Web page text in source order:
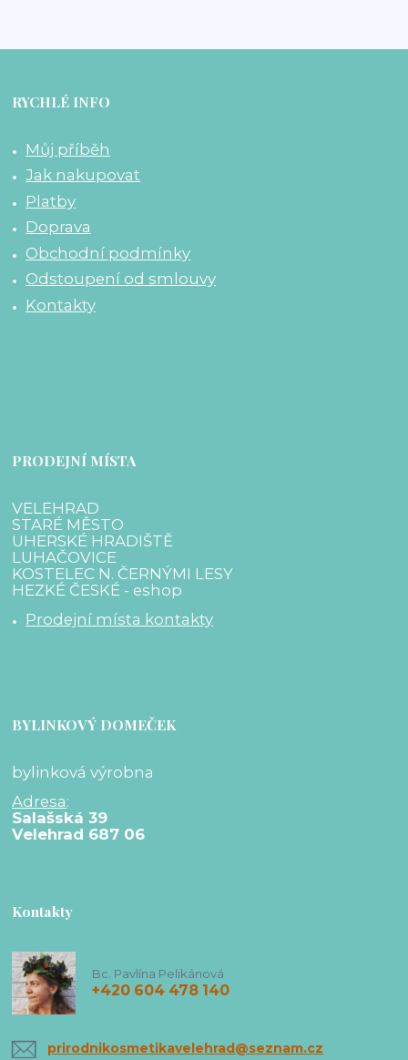
RYCHLÉ INFO
Můj příběh
Jak nakupovat
Platby
Doprava
Obchodní podmínky
Odstoupení od smlouvy
Kontakty
PRODEJNÍ MÍSTA
VELEHRAD
STARÉ MĚSTO
UHERSKÉ HRADIŠTĚ
LUHAČOVICE
KOSTELEC N. ČERNÝMI LESY
HEZKÉ ČESKÉ - eshop
Prodejní místa kontakty
BYLINKOVÝ DOMEČEK
bylinková výrobna
Adresa:
Salašská 39
Velehrad 687 06
Kontakty
Bc. Pavlína Pelikánová
+420 604 478 140
prirodnikosmetikavelehrad@seznam.cz